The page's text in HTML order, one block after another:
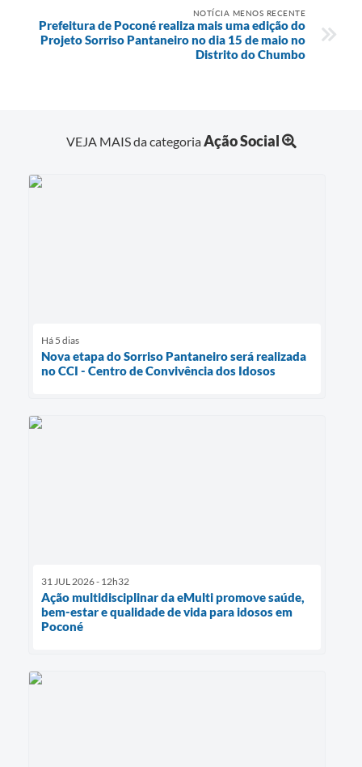
NOTÍCIA MENOS RECENTE
Prefeitura de Poconé realiza mais uma edição do
Projeto Sorriso Pantaneiro no dia 15 de maio no
Distrito do Chumbo
VEJA MAIS da categoriaAção Social
Há 5 dias
Nova etapa do Sorriso Pantaneiro será realizada
no CCI - Centro de Convivência dos Idosos
31 JUL 2026 - 12h32
Ação multidisciplinar da eMulti promove saúde,
bem-estar e qualidade de vida para idosos em
Poconé